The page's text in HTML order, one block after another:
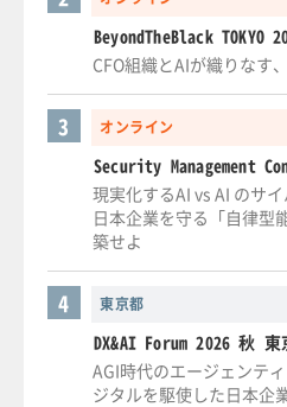
BeyondTheBlack TOKYO
CFO組織とAIが織りなす
オンライン
3
Security Management
現実化するAI vs AI のサ
日本企業を守る「自律型
築せよ
東京都
4
DX&AI Forum 2026 秋 東
AGI時代のエージェンテ
ジタルを駆使した日本企